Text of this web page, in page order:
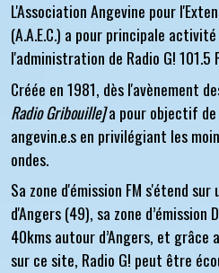
L'Association Angevine pour
(A.A.E.C.) a pour principale
l'administration de Radio G! 101.5
Créée en 1981, dès l'avènement
Radio Gribouille]a pour objectif de
angevin.e.s en privilégiant les
ondes.
Sa zone d'émission FM s'étend
d'Angers (49), sa zone d’émission
40kms autour d’Angers, et grâce
sur ce site, Radio G! peut être